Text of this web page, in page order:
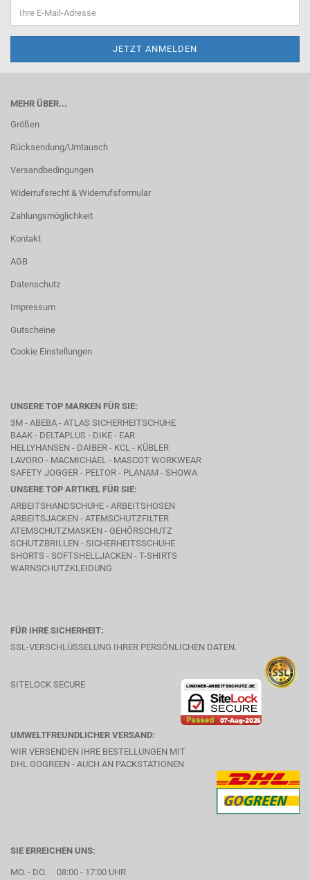
MEHR ÜBER...
Größen
Rücksendung/Umtausch
Versandbedingungen
Widerrufsrecht & Widerrufsformular
Zahlungsmöglichkeit
Kontakt
AGB
Datenschutz
Impressum
Gutscheine
Cookie Einstellungen
UNSERE TOP MARKEN FÜR SIE:
3M - ABEBA - ATLAS SICHERHEITSCHUHE
BAAK - DELTAPLUS - DIKE - EAR
HELLYHANSEN - DAIBER - KCL - KÜBLER
LAVORO - MACMICHAEL - MASCOT WORKWEAR
SAFETY JOGGER - PELTOR - PLANAM - SHOWA
UNSERE TOP ARTIKEL FÜR SIE:
ARBEITSHANDSCHUHE - ARBEITSHOSEN
ARBEITSJACKEN - ATEMSCHUTZFILTER
ATEMSCHUTZMASKEN - GEHÖRSCHUTZ
SCHUTZBRILLEN - SICHERHEITSSCHUHE
SHORTS - SOFTSHELLJACKEN - T-SHIRTS
WARNSCHUTZKLEIDUNG
FÜR IHRE SICHERHEIT:
SSL-VERSCHLÜSSELUNG IHRER PERSÖNLICHEN DATEN.
SITELOCK SECURE
UMWELTFREUNDLICHER VERSAND:
WIR VERSENDEN IHRE BESTELLUNGEN MIT
DHL GOGREEN - AUCH AN PACKSTATIONEN
SIE ERREICHEN UNS:
MO. - DO. 08:00 - 17:00 UHR